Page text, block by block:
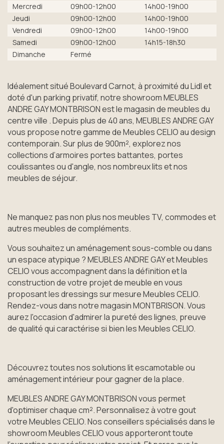
Mercredi
09h00-12h00
14h00-19h00
Jeudi
09h00-12h00
14h00-19h00
Vendredi
09h00-12h00
14h00-19h00
Samedi
09h00-12h00
14h15-18h30
Dimanche
Fermé
Idéalement situé Boulevard Carnot, à proximité du Lidl et
doté d'un parking privatif, notre showroom MEUBLES
ANDRE GAY MONTBRISON est le magasin de meubles du
centre ville . Depuis plus de 40 ans, MEUBLES ANDRE GAY
vous propose notre gamme de Meubles CELIO au design
contemporain. Sur plus de 900m², explorez nos
collections d’armoires portes battantes, portes
coulissantes ou d'angle, nos nombreux lits et nos
meubles de séjour.
Ne manquez pas non plus nos meubles TV, commodes et
autres meubles de compléments.
Vous souhaitez un aménagement sous-comble ou dans
un espace atypique ? MEUBLES ANDRE GAY et Meubles
CELIO vous accompagnent dans la définition et la
construction de votre projet de meuble en vous
proposant les dressings sur mesure Meubles CELIO.
Rendez-vous dans notre magasin MONTBRISON. Vous
aurez l'occasion d'admirer la pureté des lignes, preuve
de qualité qui caractérise si bien les Meubles CELIO.
Découvrez toutes nos solutions lit escamotable ou
aménagement intérieur pour gagner de la place.
MEUBLES ANDRE GAY MONTBRISON vous permet
d'optimiser chaque cm². Personnalisez à votre gout
votre Meubles CELIO. Nos conseillers spécialisés dans le
showroom Meubles CELIO vous apporteront toute